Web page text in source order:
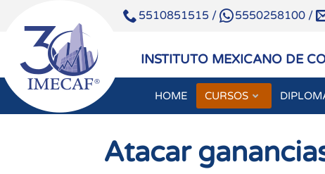
5510851515 / 5550258100 /
INSTITUTO MEXICANO DE
HOME CURSOS
Atacar